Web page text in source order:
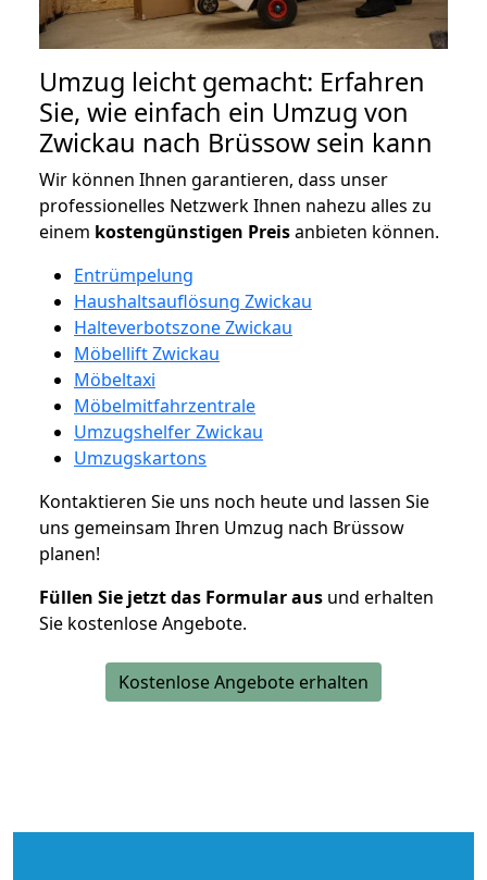
Umzug leicht gemacht: Erfahren
Sie, wie einfach ein Umzug von
Zwickau nach Brüssow sein kann
Wir können Ihnen garantieren, dass unser
professionelles Netzwerk Ihnen nahezu alles zu
einem kostengünstigen Preisanbieten können.
Entrümpelung
Haushaltsauflösung Zwickau
Halteverbotszone Zwickau
Möbellift Zwickau
Möbeltaxi
Möbelmitfahrzentrale
Umzugshelfer Zwickau
Umzugskartons
Kontaktieren Sie uns noch heute und lassen Sie
uns gemeinsam Ihren Umzug nach Brüssow
planen!
Füllen Sie jetzt das Formular aus und erhalten
Sie kostenlose Angebote.
Kostenlose Angebote erhalten